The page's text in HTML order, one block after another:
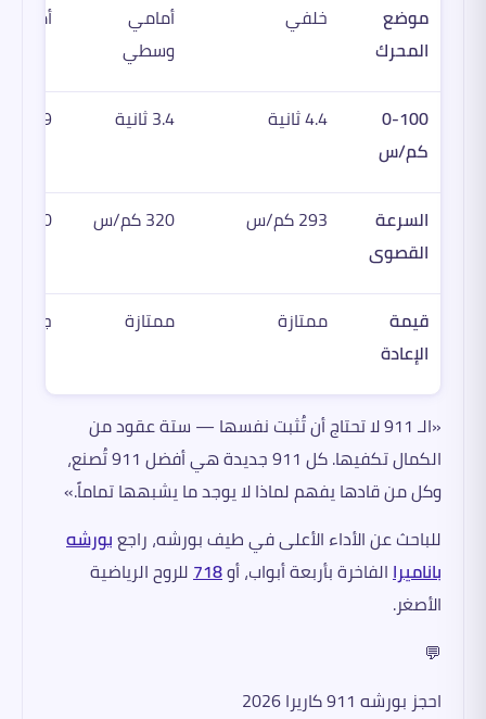
موضع
المحرك
خلفي
أمامي
وسطي
أمامي
0-100
كم/س
4.4 ثانية 3.4 ثانية 3.9 ثانية
السرعة
القصوى
293 كم/س 320 كم/س 290 كم/س
قيمة
الإعادة
ممتازة ممتازة جيدة
«الـ 911 لا تحتاج أن تُثبت نفسها — ستة عقود من
الكمال تكفيها. كل 911 جديدة هي أفضل 911 تُصنع،
وكل من قادها يفهم لماذا لا يوجد ما يشبهها تماماً.»
للباحث عن الأداء الأعلى في طيف بورشه، راجعبورشه
باناميراالفاخرة بأربعة أبواب، أو718للروح الرياضية
الأصغر.
💬
احجز بورشه 911 كاريرا 2026